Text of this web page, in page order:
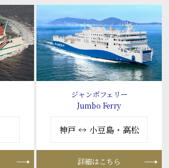
ジャンボフェリー
Jumbo Ferry
神戸 ↔ 小豆島・高松
詳細はこちら